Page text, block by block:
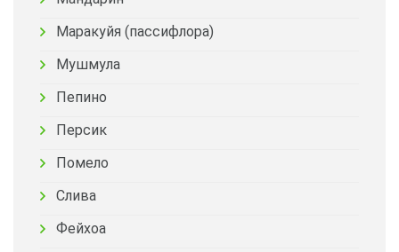
Маракуйя (пассифлора)
Мушмула
Пепино
Персик
Помело
Слива
Фейхоа